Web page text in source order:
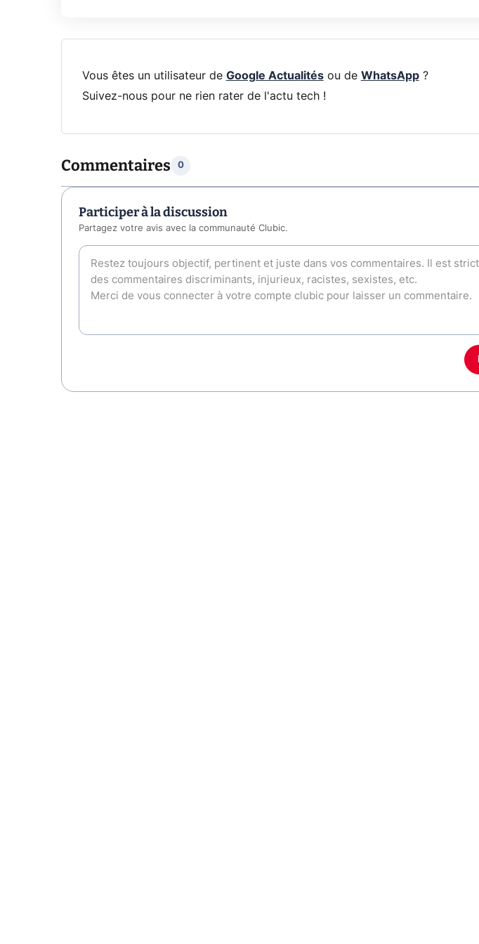
Vous êtes un utilisateur de Google Actualitésou de WhatsApp?
Suivez-nous pour ne rien rater de l'actu tech !
Commentaires 0
Participer à la discussion
Partagez votre avis avec la communauté Clubic.